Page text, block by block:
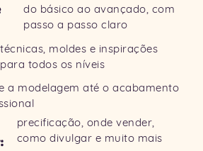
do básico ao avançado, com
passo a passo claro
técnicas, moldes e inspirações
para todos os níveis
a modelagem até o acabamento
precificação, onde vender,
como divulgar e muito mais